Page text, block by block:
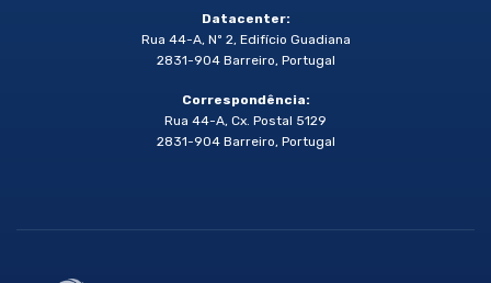
Datacenter:
Rua 44-A, Nº 2, Edifício Guadiana
2831-904 Barreiro, Portugal
Correspondência:
Rua 44-A, Cx. Postal 5129
2831-904 Barreiro, Portugal